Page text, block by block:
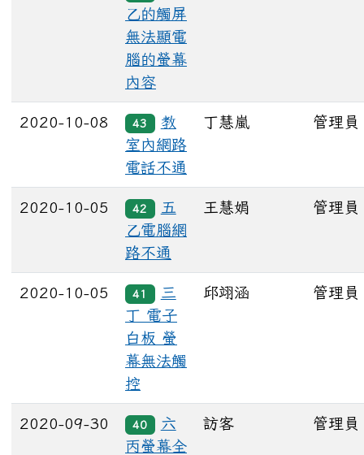
乙的觸屏
無法顯電
腦的螢幕
內容
2020-10-08 43
教
室內網路
電話不通
丁慧嵐 管理員
2020-10-05 42
五
乙電腦網
路不通
王慧娟 管理員
2020-10-05 41
三
丁 電子
白板 螢
幕無法觸
控
邱翊涵 管理員
2020-09-30 40
六
丙螢幕全
訪客 管理員